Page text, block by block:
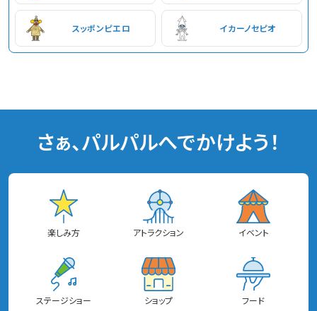
スッポンピエロ イカーノセピオ
さぁ、パルパルへでかけよう！
楽しみ方 アトラクション イベント
ステージショー ショップ フード